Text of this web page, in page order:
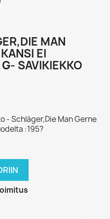
MAN
EI
SAVIKIEKKO
- Schläger,Die Man Gerne
:195?